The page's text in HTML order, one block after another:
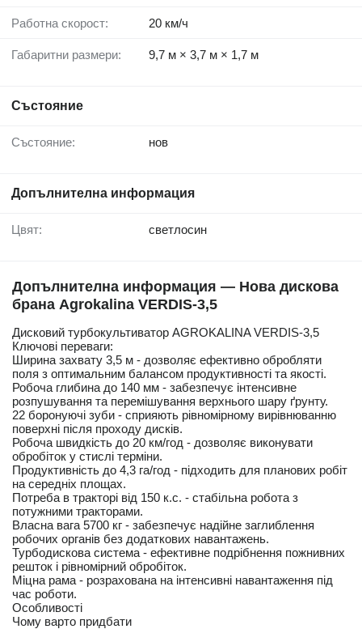
Работна скорост: 20 км/ч
Габаритни размери: 9,7 м × 3,7 м × 1,7 м
Състояние
Състояние: нов
Допълнителна информация
Цвят: светлосин
Допълнителна информация — Нова дискова
брана Agrokalina VERDIS-3,5
Дисковий турбокультиватор AGROKALINA VERDIS-3,5
Ключові переваги:
Ширина захвату 3,5 м - дозволяє ефективно обробляти
поля з оптимальним балансом продуктивності та якості.
Робоча глибина до 140 мм - забезпечує інтенсивне
розпушування та перемішування верхнього шару ґрунту.
22 боронуючі зуби - сприяють рівномірному вирівнюванню
поверхні після проходу дисків.
Робоча швидкість до 20 км/год - дозволяє виконувати
обробіток у стислі терміни.
Продуктивність до 4,3 га/год - підходить для планових робіт
на середніх площах.
Потреба в тракторі від 150 к.с. - стабільна робота з
потужними тракторами.
Власна вага 5700 кг - забезпечує надійне заглиблення
робочих органів без додаткових навантажень.
Турбодискова система - ефективне подрібнення пожнивних
решток і рівномірний обробіток.
Міцна рама - розрахована на інтенсивні навантаження під
час роботи.
Особливості
Чому варто придбати